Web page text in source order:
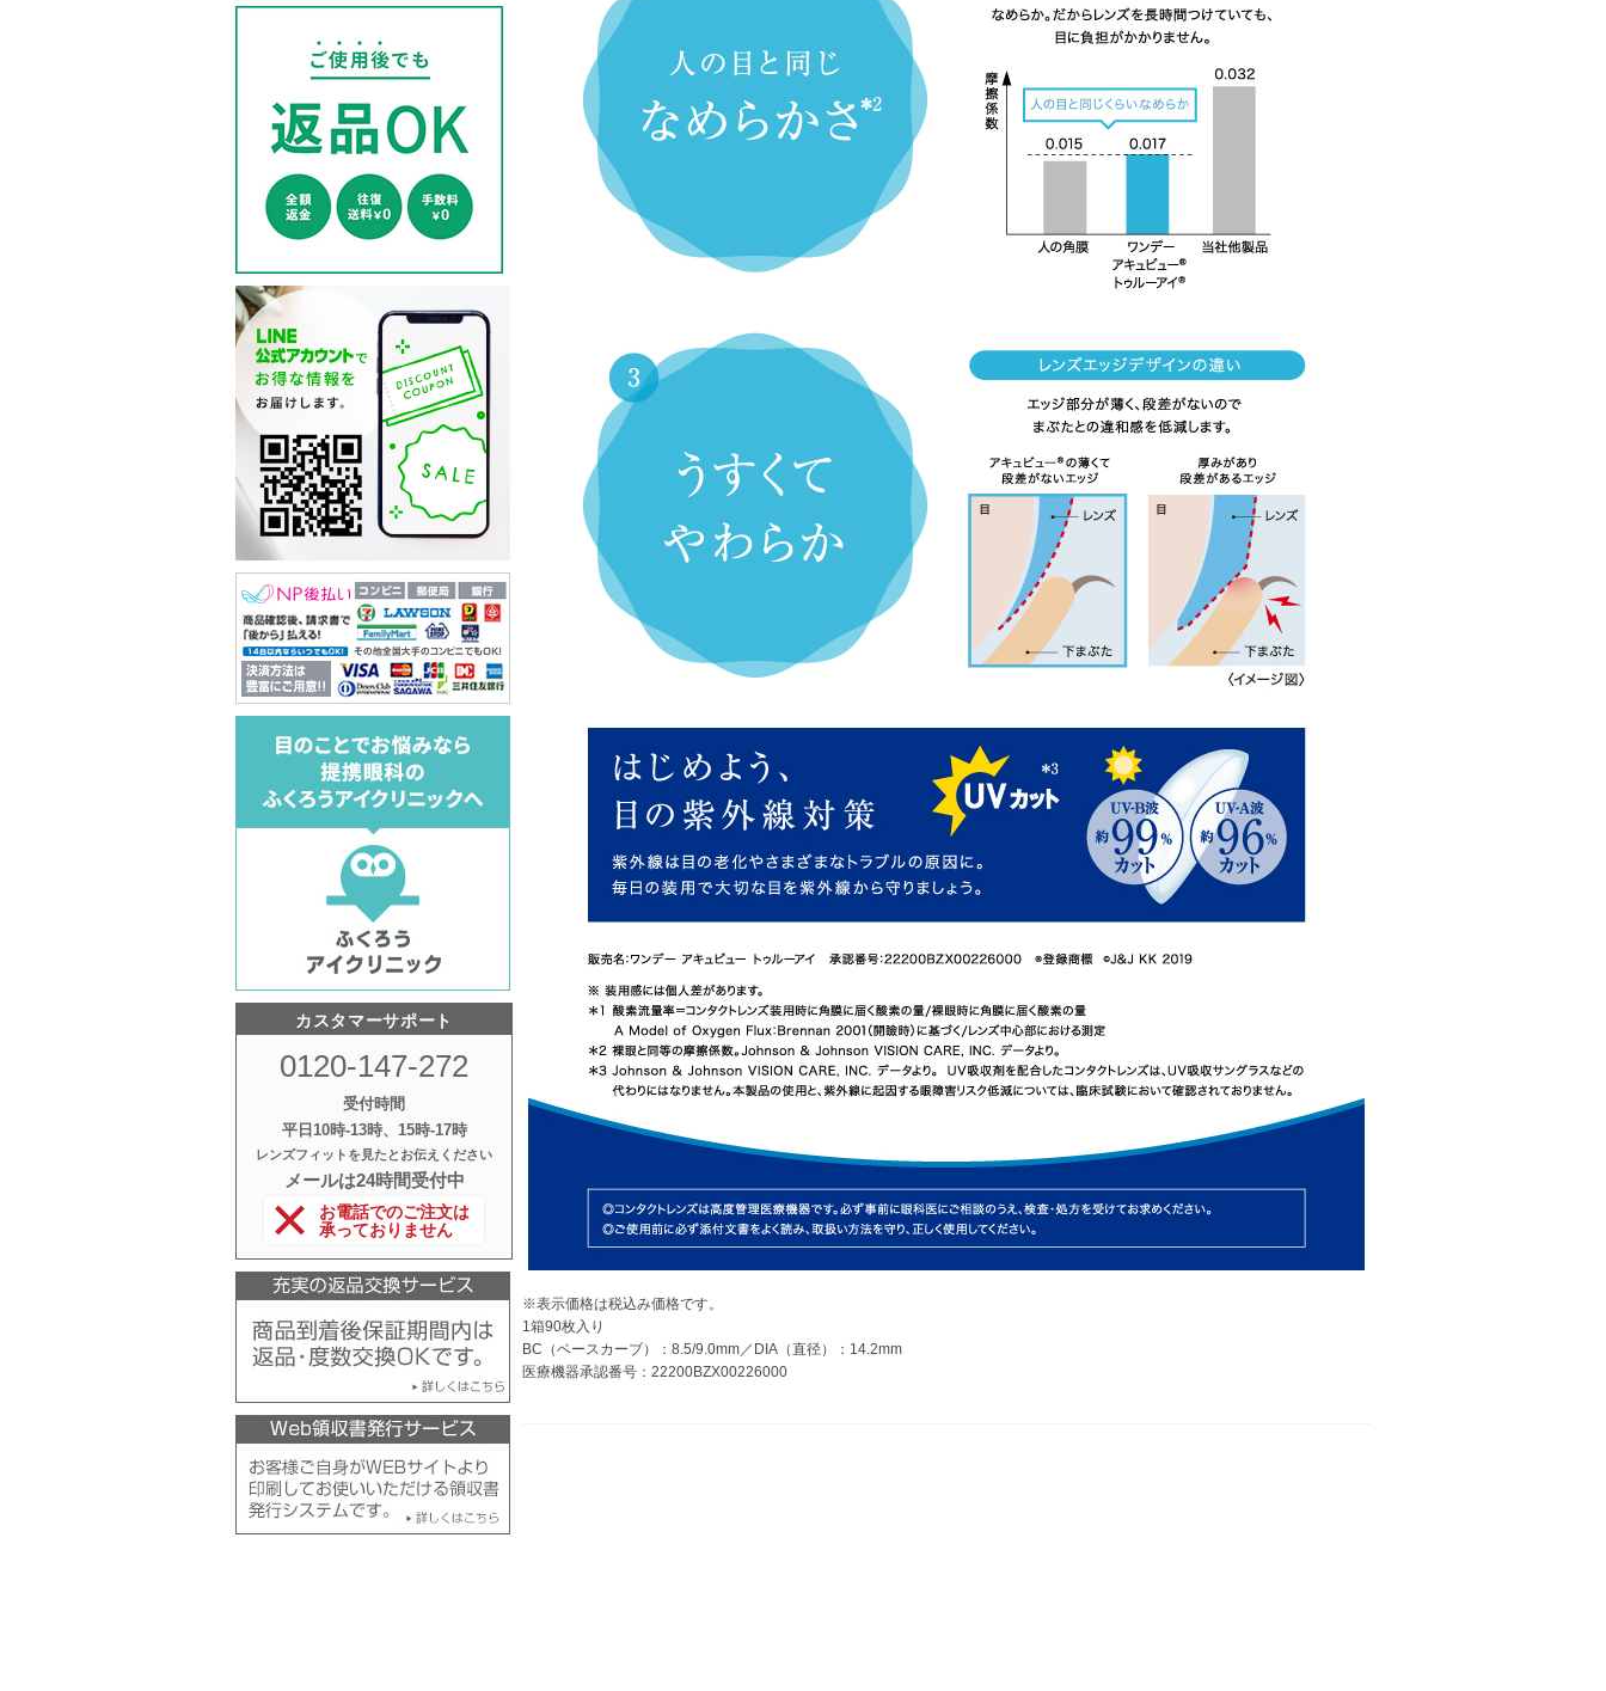
カスタマーサポート
0120-147-272
受付時間
平日10時‐13時、15時‐17時
レンズフィットを見たとお伝えください
メールは24時間受付中
お電話でのご注文は
承っておりません
※表示価格は税込み価格です。
1箱90枚入り
BC（ベースカーブ）：8.5/9.0mm／DIA（直径）：14.2mm
医療機器承認番号：22200BZX00226000